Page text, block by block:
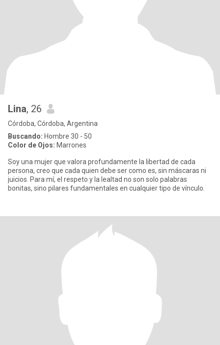
Lina, 26
Córdoba, Córdoba, Argentina
Buscando: Hombre 30 - 50
Color de Ojos: Marrones
Soy una mujer que valora profundamente la libertad de cada
persona, creo que cada quien debe ser como es, sin máscaras ni
juicios. Para mí, el respeto y la lealtad no son solo palabras
bonitas, sino pilares fundamentales en cualquier tipo de vínculo.